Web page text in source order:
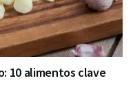
10 alimentos clave